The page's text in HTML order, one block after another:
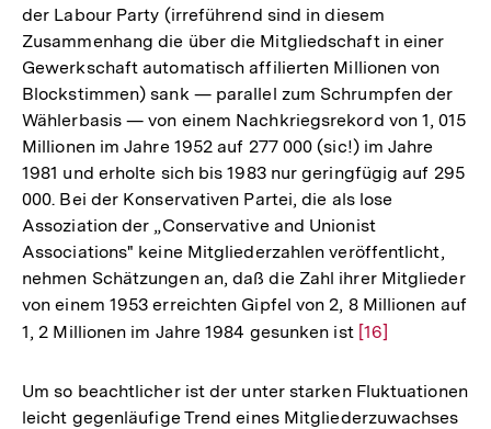
der Labour Party (irreführend sind in diesem
Zusammenhang die über die Mitgliedschaft in einer
Gewerkschaft automatisch affilierten Millionen von
Blockstimmen) sank — parallel zum Schrumpfen der
Wählerbasis — von einem Nachkriegsrekord von 1, 015
Millionen im Jahre 1952 auf 277 000 (sic!) im Jahre
1981 und erholte sich bis 1983 nur geringfügig auf 295
000. Bei der Konservativen Partei, die als lose
Assoziation der „Conservative and Unionist
Associations" keine Mitgliederzahlen veröffentlicht,
nehmen Schätzungen an, daß die Zahl ihrer Mitglieder
von einem 1953 erreichten Gipfel von 2, 8 Millionen auf
1, 2 Millionen im Jahre 1984 gesunken ist Zur
der
Fußnote
[16]
Um so beachtlicher ist der unter starken Fluktuationen
leicht gegenläufige Trend eines Mitgliederzuwachses